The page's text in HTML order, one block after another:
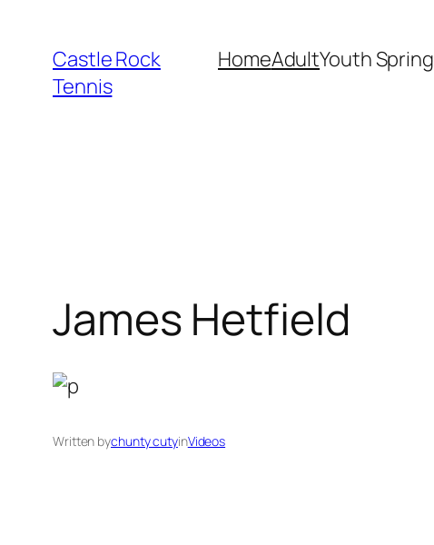
content
Castle Rock
Tennis
HomeAdultYouth Spring
James Hetfield
Written bychunty cutyinVideos